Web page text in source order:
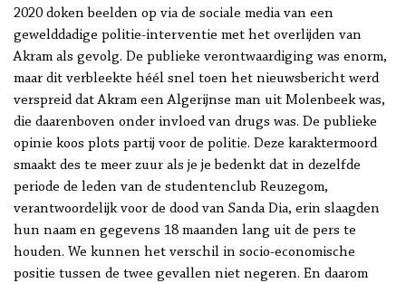
2020 doken beelden op via de sociale media van een
gewelddadige politie-interventie met het overlijden van
Akram als gevolg. De publieke verontwaardiging was enorm,
maar dit verbleekte héél snel toen het nieuwsbericht werd
verspreid dat Akram een Algerijnse man uit Molenbeek was,
die daarenboven onder invloed van drugs was. De publieke
opinie koos plots partij voor de politie. Deze karaktermoord
smaakt des te meer zuur als je je bedenkt dat in dezelfde
periode de leden van de studentenclub Reuzegom,
verantwoordelijk voor de dood van Sanda Dia, erin slaagden
hun naam en gegevens 18 maanden lang uit de pers te
houden. We kunnen het verschil in socio-economische
positie tussen de twee gevallen niet negeren. En daarom